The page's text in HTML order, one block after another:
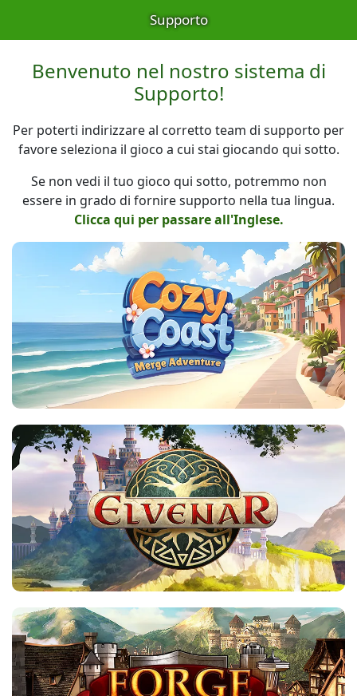
Supporto
Benvenuto nel nostro sistema di
Supporto!
Per poterti indirizzare al corretto team di supporto per
favore seleziona il gioco a cui stai giocando qui sotto.
Se non vedi il tuo gioco qui sotto, potremmo non
essere in grado di fornire supporto nella tua lingua.
Clicca qui per passare all'Inglese.